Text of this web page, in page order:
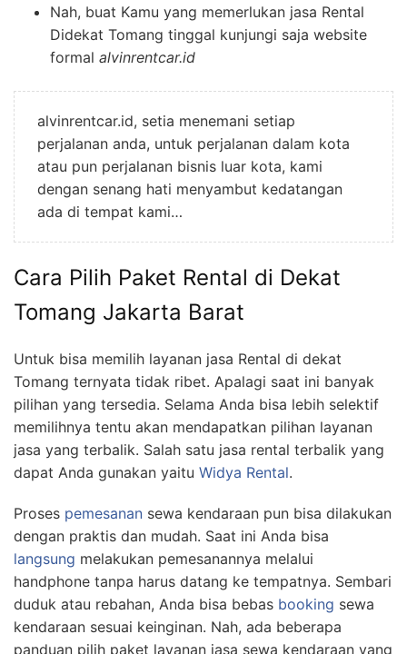
Nah, buat Kamu yang memerlukan jasa Rental
Didekat Tomang tinggal kunjungi saja website
formal alvinrentcar.id
alvinrentcar.id, setia menemani setiap
perjalanan anda, untuk perjalanan dalam kota
atau pun perjalanan bisnis luar kota, kami
dengan senang hati menyambut kedatangan
ada di tempat kami…
Cara Pilih Paket Rental di Dekat
Tomang Jakarta Barat
Untuk bisa memilih layanan jasa Rental di dekat
Tomang ternyata tidak ribet. Apalagi saat ini banyak
pilihan yang tersedia. Selama Anda bisa lebih selektif
memilihnya tentu akan mendapatkan pilihan layanan
jasa yang terbalik. Salah satu jasa rental terbalik yang
dapat Anda gunakan yaitu Widya Rental.
Proses pemesanan sewa kendaraan pun bisa dilakukan
dengan praktis dan mudah. Saat ini Anda bisa
langsung melakukan pemesanannya melalui
handphone tanpa harus datang ke tempatnya. Sembari
duduk atau rebahan, Anda bisa bebas booking sewa
kendaraan sesuai keinginan. Nah, ada beberapa
panduan pilih paket layanan jasa sewa kendaraan yang